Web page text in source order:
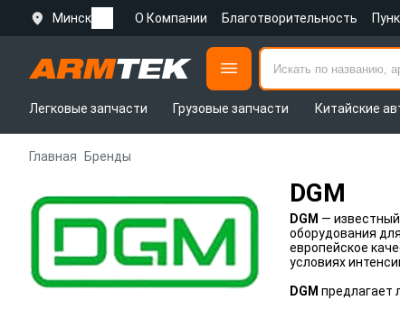
Минск О Компании Благотворительность
Легковые запчасти
Грузовые запчасти Китайские
Главная Бренды
DGM
DGM —
оборудования
европейское
условиях
DGM предлагает